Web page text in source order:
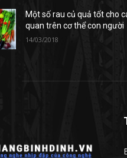
Một số rau củ quả tốt cho
quan trên cơ thể con người
14/03/2018